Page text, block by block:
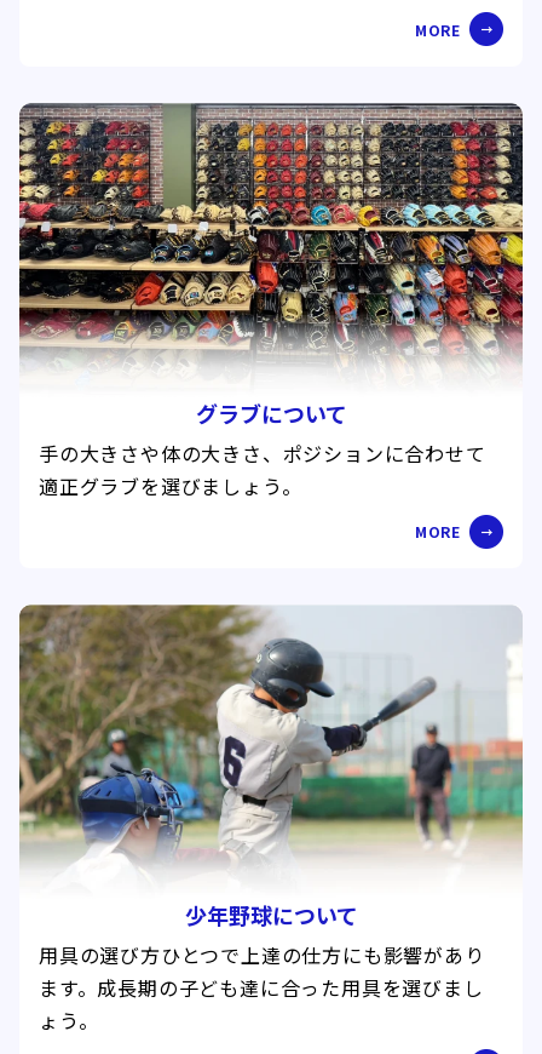
MORE
グラブについて
手の大きさや体の大きさ、ポジションに合わせて
適正グラブを選びましょう。
MORE
少年野球について
用具の選び方ひとつで上達の仕方にも影響があり
ます。成長期の子ども達に合った用具を選びまし
ょう。